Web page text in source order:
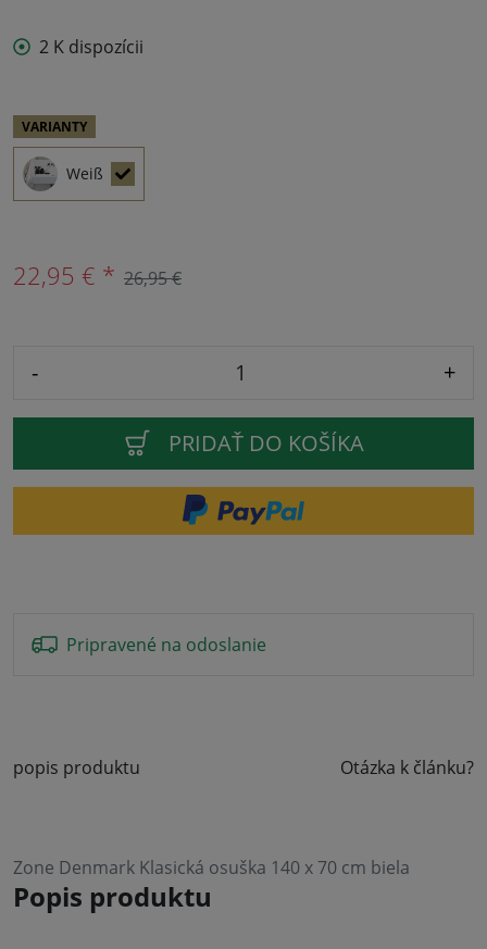
2 K dispozícii
VARIANTY
Weiß
22,95 € * 26,95 €
- +
PRIDAŤ DO KOŠÍKA
Pripravené na odoslanie
popis produktu Otázka k článku?
Zone Denmark Klasická osuška 140 x 70 cm biela
Popis produktu